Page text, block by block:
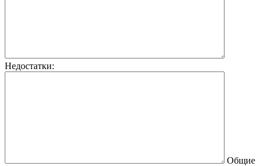
Недостатки:
Общие